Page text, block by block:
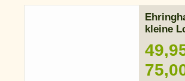
kleine